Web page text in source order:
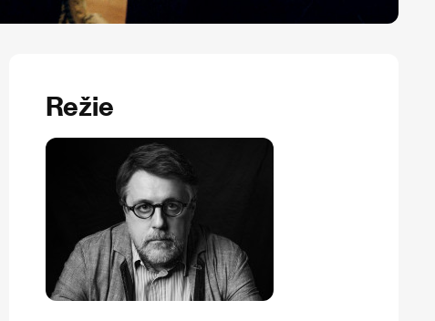
Režie